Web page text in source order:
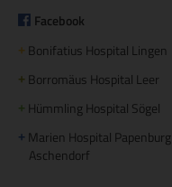
Facebook
+ Bonifatius Hospital Lingen
+ Borromäus Hospital Leer
+ Hümmling Hospital Sögel
+ Marien Hospital Papenburg
Aschendorf